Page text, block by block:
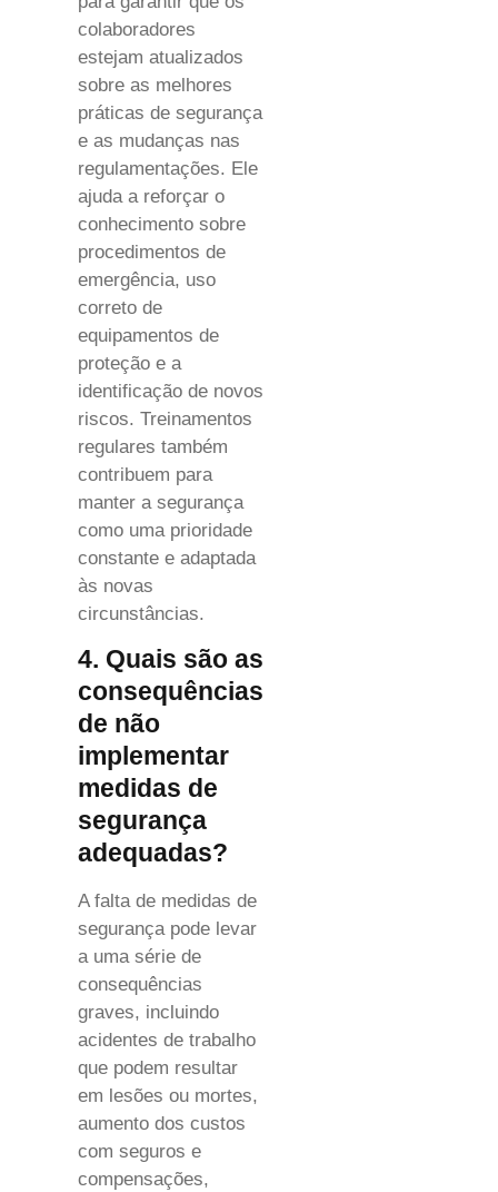
colaboradores
estejam atualizados
sobre as melhores
práticas de segurança
e as mudanças nas
regulamentações. Ele
ajuda a reforçar o
conhecimento sobre
procedimentos de
emergência, uso
correto de
equipamentos de
proteção e a
identificação de novos
riscos. Treinamentos
regulares também
contribuem para
manter a segurança
como uma prioridade
constante e adaptada
às novas
circunstâncias.
4. Quais são as
consequências
de não
implementar
medidas de
segurança
adequadas?
A falta de medidas de
segurança pode levar
a uma série de
consequências
graves, incluindo
acidentes de trabalho
que podem resultar
em lesões ou mortes,
aumento dos custos
com seguros e
compensações,